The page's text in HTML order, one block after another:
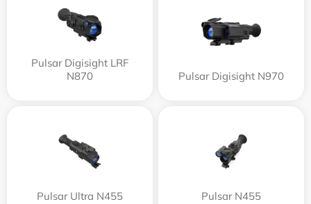
Pulsar Digisight LRF
N870
Pulsar Digisight N970
Pulsar Ultra N455 Pulsar N455